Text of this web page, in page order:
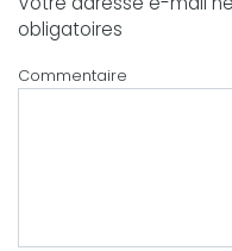
obligatoires
Commentaire